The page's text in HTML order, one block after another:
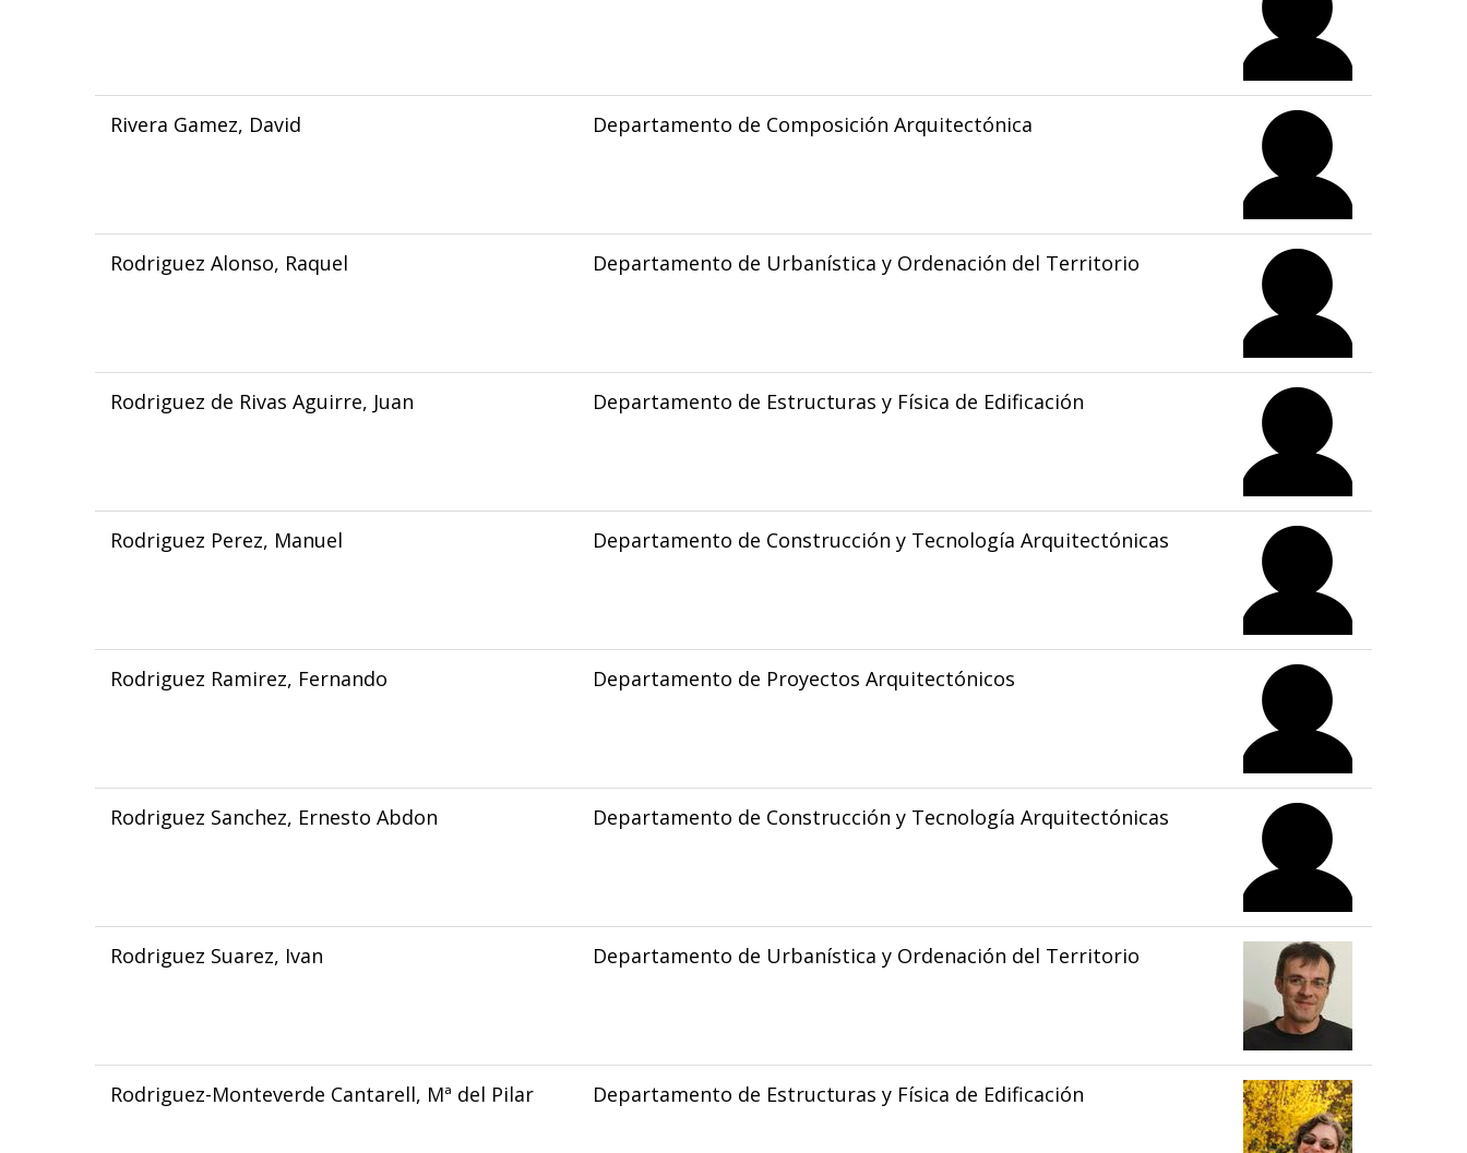
Rivera Gamez, David Departamento de Composición Arquitectónica
Rodriguez Alonso, Raquel Departamento de Urbanística y Ordenación del Territorio
Rodriguez de Rivas Aguirre, Juan Departamento de Estructuras y Física de Edificación
Rodriguez Perez, Manuel Departamento de Construcción y Tecnología Arquitectónicas
Rodriguez Ramirez, Fernando Departamento de Proyectos Arquitectónicos
Rodriguez Sanchez, Ernesto Abdon Departamento de Construcción y Tecnología Arquitectónicas
Rodriguez Suarez, Ivan Departamento de Urbanística y Ordenación del Territorio
Rodriguez-Monteverde Cantarell, Mª del Pilar Departamento de Estructuras y Física de Edificación